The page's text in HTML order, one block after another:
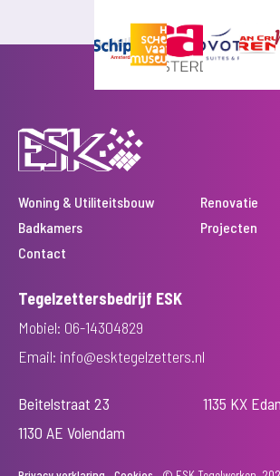
Woning & Utiliteitsbouw
Renovatie
Badkamers
Projecten
Contact
Tegelzettersbedrijf ESK
Mobiel: 06-14304829
Email: info@esktegelzetters.nl
Beitelstraat 23
1135 KX
1130 AE Volendam